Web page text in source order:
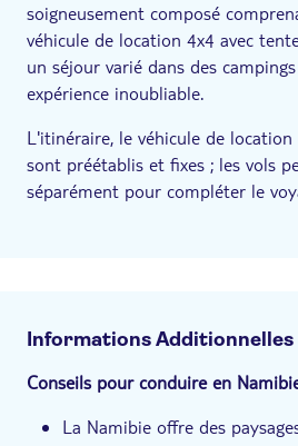
soigneusement composé
véhicule de location 4x4 avec
un séjour varié dans des
expérience inoubliable.
L'itinéraire, le véhicule de
sont préétablis et fixes ; les vols
séparément pour compléter le
Informations Additionnelles
Conseils pour conduire en
La Namibie offre des